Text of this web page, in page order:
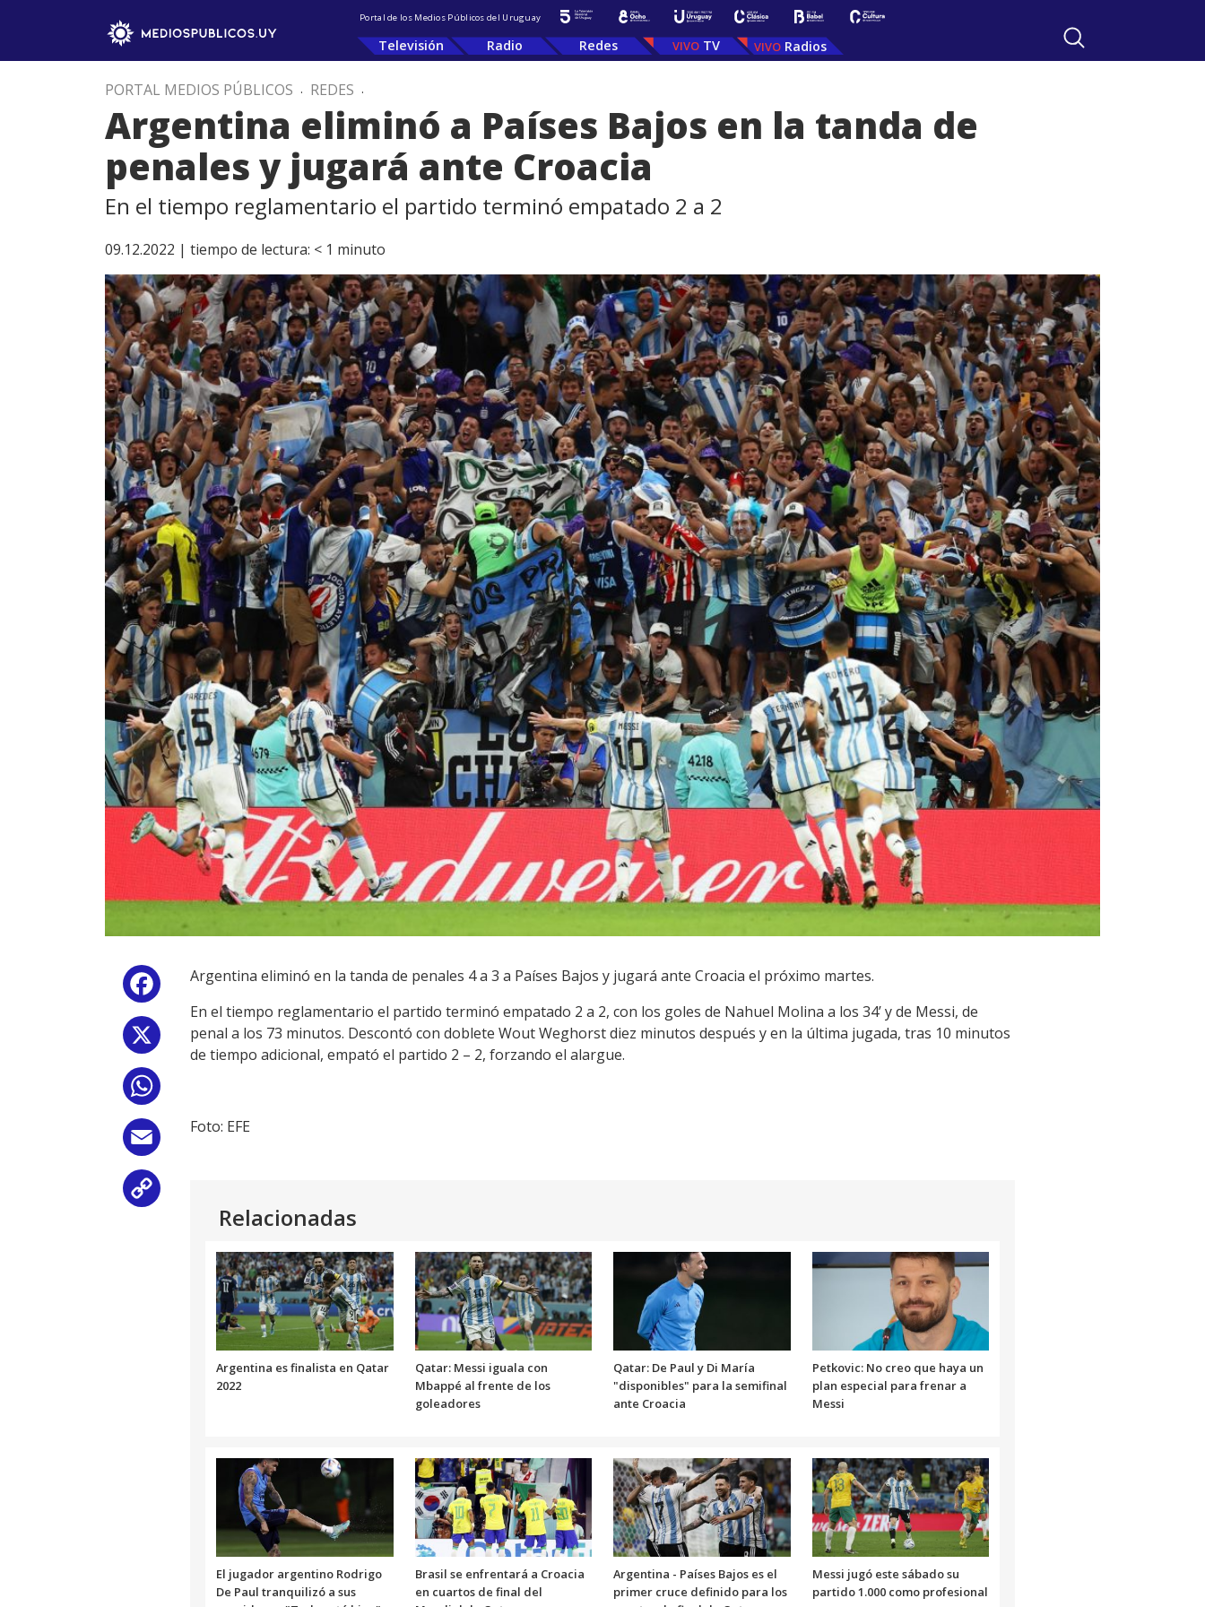
Portal de los Medios Públicos del Uruguay
Televisión Radio Redes TV Radios
PORTAL MEDIOS PÚBLICOS . REDES .
Argentina eliminó a Países Bajos en la tanda de
penales y jugará ante Croacia
En el tiempo reglamentario el partido terminó empatado 2 a 2
09.12.2022 | tiempo de lectura: < 1 minuto
Facebook
Argentina eliminó en la tanda de penales 4 a 3 a Países Bajos y jugará ante Croacia el próximo martes.
En el tiempo reglamentario el partido terminó empatado 2 a 2, con los goles de Nahuel Molina a los 34’ y de Messi, de
penal a los 73 minutos. Descontó con doblete Wout Weghorst diez minutos después y en la última jugada, tras 10 minutos
de tiempo adicional, empató el partido 2 – 2, forzando el alargue.
Foto: EFE
Relacionadas
Argentina es finalista en Qatar
2022
Qatar: Messi iguala con
Mbappé al frente de los
goleadores
Qatar: De Paul y Di María
"disponibles" para la semifinal
ante Croacia
Petkovic: No creo que haya un
plan especial para frenar a
Messi
El jugador argentino Rodrigo
De Paul tranquilizó a sus
Brasil se enfrentará a Croacia
en cuartos de final del
Argentina - Países Bajos es el
primer cruce definido para los
Messi jugó este sábado su
partido 1.000 como profesional